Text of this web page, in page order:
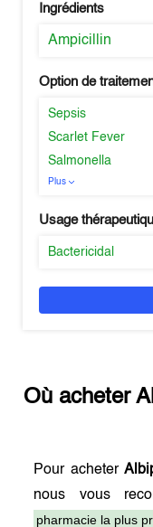
Ingrédients
Ampicillin
Option de
Sepsis
Scarlet Fever
Salmonella
Plus
Usage
Bactericidal
Où acheter
Pour acheter
nous vous
pharmacie la plus